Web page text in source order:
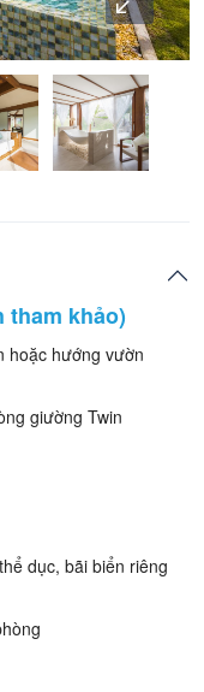
tham khảo)
hoặc hướng vườn
giường Twin
dục, bãi biển riêng